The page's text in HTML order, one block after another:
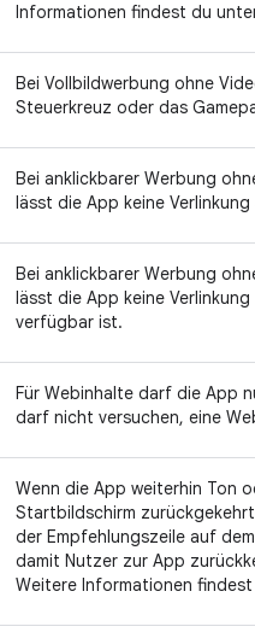
Informationen findest du
Bei Vollbildwerbung ohne
Steuerkreuz oder das
Bei anklickbarer Werbung
lässt die App keine
Bei anklickbarer Werbung
lässt die App keine
verfügbar ist.
Für Webinhalte darf die App
darf nicht versuchen, eine
Wenn die App weiterhin Ton
Startbildschirm
der Empfehlungszeile auf
damit Nutzer zur App
Weitere Informationen